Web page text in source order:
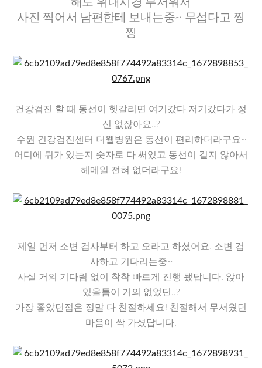
해도 위내시경 무서워서
사진 찍어서 남편한테 보내는중~ 무섭다고 찡
찡
​건강검진 할 때 동선이 헷갈리면 여기갔다 저기갔다가 정
신 없잖아요..?
수원 건강검진센터 더웰병원은 동선이 편리하더라구요~
어디에 뭐가 있는지 숫자로 다 써있고 동선이 길지 않아서
헤메일 전혀 없더라구요!
제일 먼저 소변 검사부터 하고 오라고 하셨어요. 소변 검
사하고 기다리는중~
사실 거의 기다림 없이 착착 빠르게 진행 됐답니다. 앉아
있을틈이 거의 없었던..?
가장 좋았던점은 정말 다 친절하세요! 친절해서 무서웠던
마음이 싹 가셨답니다.